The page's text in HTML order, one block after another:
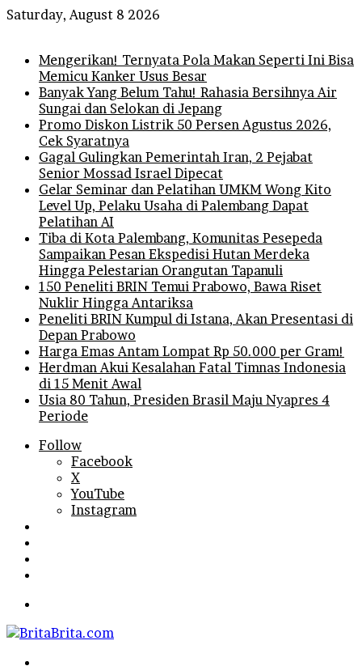
Saturday, August 8 2026
Mengerikan! Ternyata Pola Makan Seperti Ini Bisa
Memicu Kanker Usus Besar
Banyak Yang Belum Tahu! Rahasia Bersihnya Air
Sungai dan Selokan di Jepang
Promo Diskon Listrik 50 Persen Agustus 2026,
Cek Syaratnya
Gagal Gulingkan Pemerintah Iran, 2 Pejabat
Senior Mossad Israel Dipecat
Gelar Seminar dan Pelatihan UMKM Wong Kito
Level Up, Pelaku Usaha di Palembang Dapat
Pelatihan AI
Tiba di Kota Palembang, Komunitas Pesepeda
Sampaikan Pesan Ekspedisi Hutan Merdeka
Hingga Pelestarian Orangutan Tapanuli
150 Peneliti BRIN Temui Prabowo, Bawa Riset
Nuklir Hingga Antariksa
Peneliti BRIN Kumpul di Istana, Akan Presentasi di
Depan Prabowo
Harga Emas Antam Lompat Rp 50.000 per Gram!
Herdman Akui Kesalahan Fatal Timnas Indonesia
di 15 Menit Awal
Usia 80 Tahun, Presiden Brasil Maju Nyapres 4
Periode
Follow
Facebook
X
YouTube
Instagram